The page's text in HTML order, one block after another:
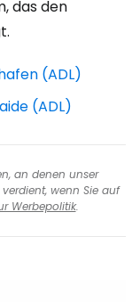
das den
(ADL)
(ADL)
an denen unser
wenn Sie auf
Werbepolitik.